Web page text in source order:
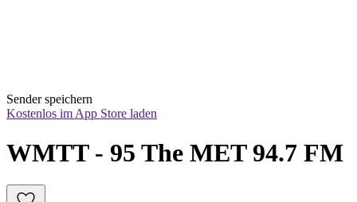
Sender speichern
Kostenlos im App Store laden
WMTT - 95 The MET 94.7 FM